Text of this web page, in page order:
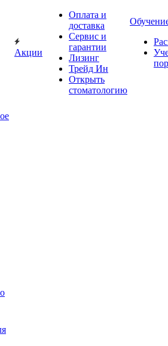
Акции
Оплата и
доставка
Сервис и
гарантии
Лизинг
Трейд Ин
Открыть
стоматологию